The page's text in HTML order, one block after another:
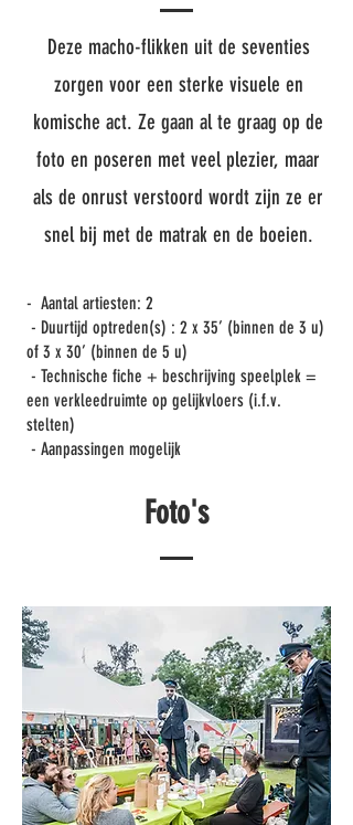
Deze macho-flikken uit de seventies
zorgen voor een sterke visuele en
komische act. Ze gaan al te graag op de
foto en poseren met veel plezier, maar
als de onrust verstoord wordt zijn ze er
snel bij met de matrak en de boeien.
- Aantal artiesten: 2
- Duurtijd optreden(s) : 2 x 35’ (binnen de 3 u)
of 3 x 30’ (binnen de 5 u)
- Technische fiche + beschrijving speelplek =
een verkleedruimte op gelijkvloers (i.f.v.
stelten)
- Aanpassingen mogelijk
Foto's